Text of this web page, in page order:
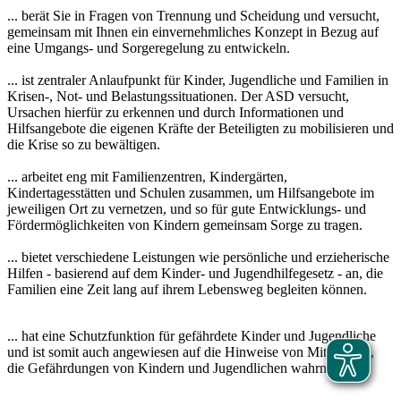
... berät Sie in Fragen von Trennung und Scheidung und versucht,
gemeinsam mit Ihnen ein einvernehmliches Konzept in Bezug auf
eine Umgangs- und Sorgeregelung zu entwickeln.
... ist zentraler Anlaufpunkt für Kinder, Jugendliche und Familien in
Krisen-, Not- und Belastungssituationen. Der ASD versucht,
Ursachen hierfür zu erkennen und durch Informationen und
Hilfsangebote die eigenen Kräfte der Beteiligten zu mobilisieren und
die Krise so zu bewältigen.
... arbeitet eng mit Familienzentren, Kindergärten,
Kindertagesstätten und Schulen zusammen, um Hilfsangebote im
jeweiligen Ort zu vernetzen, und so für gute Entwicklungs- und
Fördermöglichkeiten von Kindern gemeinsam Sorge zu tragen.
... bietet verschiedene Leistungen wie persönliche und erzieherische
Hilfen - basierend auf dem Kinder- und Jugendhilfegesetz - an, die
Familien eine Zeit lang auf ihrem Lebensweg begleiten können.
... hat eine Schutzfunktion für gefährdete Kinder und Jugendliche
und ist somit auch angewiesen auf die Hinweise von Mitbürgern,
die Gefährdungen von Kindern und Jugendlichen wahrnehmen.